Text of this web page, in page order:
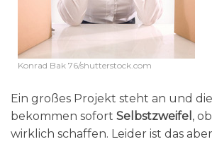
Konrad Bak 76/shutterstock.com
Ein großes Projekt steht an und
bekommen sofort Selbstzweifel ,
wirklich schaffen. Leider ist das